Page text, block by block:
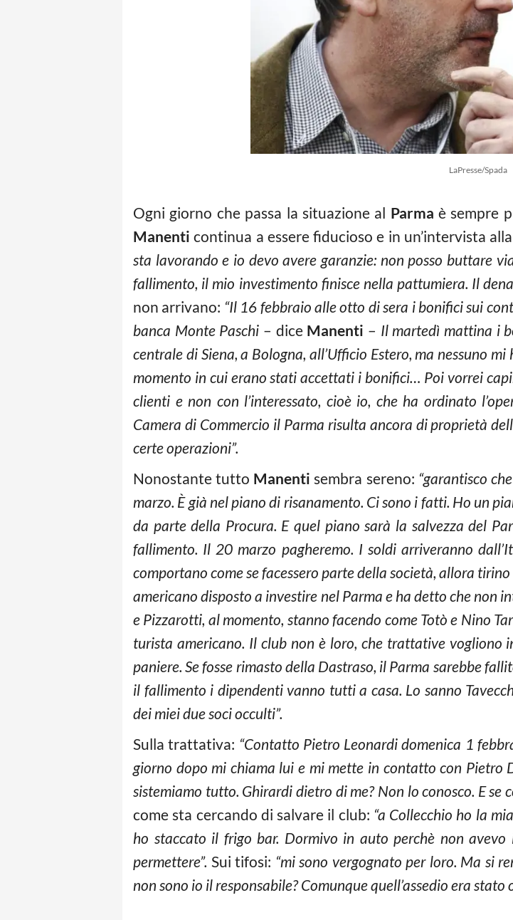
LaPresse/Spada
Ogni giorno che passa la situazione al Parma è sempre
Manenti continua a essere fiducioso e in un’intervista alla
sta lavorando e io devo avere garanzie: non posso buttare
fallimento, il mio investimento finisce nella pattumiera. Il
non arrivano: “Il 16 febbraio alle otto di sera i bonifici sui
banca Monte Paschi – dice Manenti – Il martedì mattina i
centrale di Siena, a Bologna, all’Ufficio Estero, ma nessuno
momento in cui erano stati accettati i bonifici… Poi vorrei
clienti e non con l’interessato, cioè io, che ha ordinato
Camera di Commercio il Parma risulta ancora di proprietà
certe operazioni”.
Nonostante tutto Manenti sembra sereno: “garantisco
marzo. È già nel piano di risanamento. Ci sono i fatti. Ho un
da parte della Procura. E quel piano sarà la salvezza del
fallimento. Il 20 marzo pagheremo. I soldi arriveranno
comportano come se facessero parte della società, allora
americano disposto a investire nel Parma e ha detto che non
e Pizzarotti, al momento, stanno facendo come Totò e Nino
turista americano. Il club non è loro, che trattative vogliono
paniere. Se fosse rimasto della Dastraso, il Parma sarebbe
il fallimento i dipendenti vanno tutti a casa. Lo sanno
dei miei due soci occulti”.
Sulla trattativa: “Contatto Pietro Leonardi domenica 1
giorno dopo mi chiama lui e mi mette in contatto con Pietro
sistemiamo tutto. Ghirardi dietro di me? Non lo conosco. E se
come sta cercando di salvare il club: “a Collecchio ho la
ho staccato il frigo bar. Dormivo in auto perchè non
permettere”. Sui tifosi: “mi sono vergognato per loro. Ma si
non sono io il responsabile? Comunque quell’assedio era